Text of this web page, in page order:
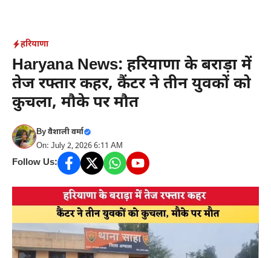
content
हरियाणा
Haryana News: हरियाणा के बराड़ा में
तेज रफ्तार कहर, कैंटर ने तीन युवकों को
कुचला, मौके पर मौत
Byवैशाली वर्मा
On: July 2, 2026 6:11 AM
Follow Us: